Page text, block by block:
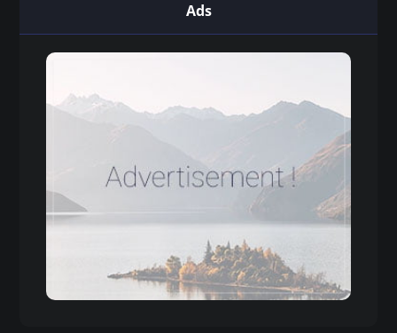
Ads